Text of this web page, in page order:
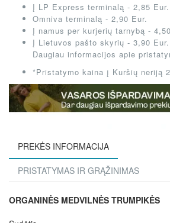
Į LP Express terminalą - 2,85 Eur.
Omniva terminalą - 2,90 Eur.
Į namus per kurjerių tarnybą -
Į Lietuvos pašto skyrių - 3,90 Eur.
Daugiau informacijos apie
*Pristatymo kaina į Kuršių neriją
PREKĖS INFORMACIJA
PRISTATYMAS IR GRĄŽINIMAS
ORGANINĖS MEDVILNĖS TRUMPIKĖS